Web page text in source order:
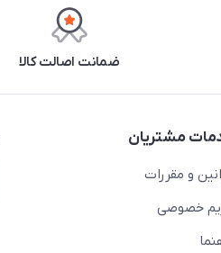
ضمانت اصالت کالا
مشتریان
و مقررات
خصوصی